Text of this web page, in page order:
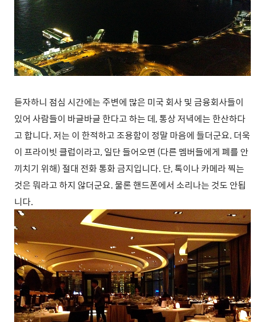
듣자하니 점심 시간에는 주변에 많은 미국 회사 및 금융회사들이
있어 사람들이 바글바글 한다고 하는 데, 통상 저녁에는 한산하다
고 합니다. 저는 이 한적하고 조용함이 정말 마음에 들더군요. 더욱
이 프라이빗 클럽이라고, 일단 들어오면 (다른 멤버들에게 폐를 안
끼치기 위해) 절대 전화 통화 금지입니다. 단, 톡이나 카메라 찍는
것은 뭐라고 하지 않더군요. 물론 핸드폰에서 소리나는 것도 안됩
니다.